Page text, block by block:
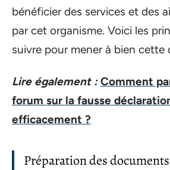
bénéficier des services et des
par cet organisme. Voici les
suivre pour mener à bien cette
Lire également : Comment
forum sur la fausse
efficacement ?
Préparation des